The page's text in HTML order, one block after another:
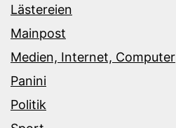
Lästereien
Mainpost
Medien, Internet, Computer
Panini
Politik